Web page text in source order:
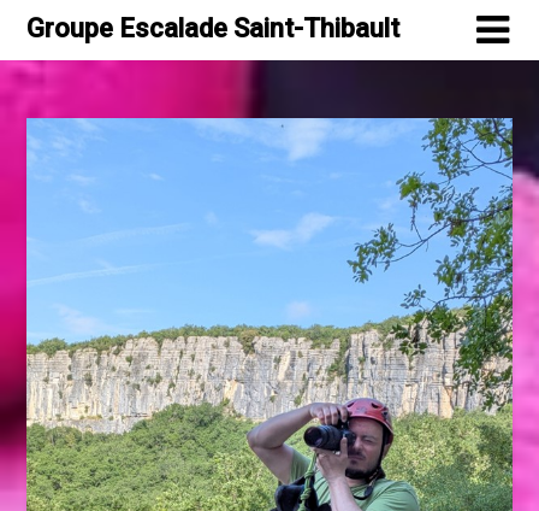
Skip
content
Groupe Escalade Saint-Thibault